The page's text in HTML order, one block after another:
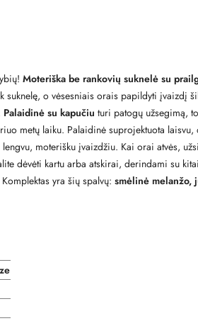
Moteriška be rankovių suknelė su
suknelę, o vėsesniais orais papildyti įvaizdį
Palaidinė su kapučiu turi patogų užsegimą,
metų laiku. Palaidinė suprojektuota
moterišku įvaizdžiu. Kai orai atvės,
dėvėti kartu arba atskirai, derindami su
yra šių spalvų: smėlinė melanžo,